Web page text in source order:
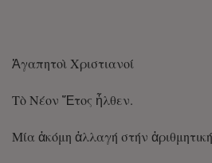
Ἀγαπητοὶ Χριστιανοί
Τὸ Νέον Ἔτος ἦλθεν.
Μία ἀκόμη ἀλλαγή στήν